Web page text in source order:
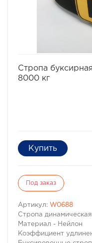
Стропа
8000 кг
Под заказ
Артикул: W0688
Стропа
Материал - Нейлон
Коэффициент